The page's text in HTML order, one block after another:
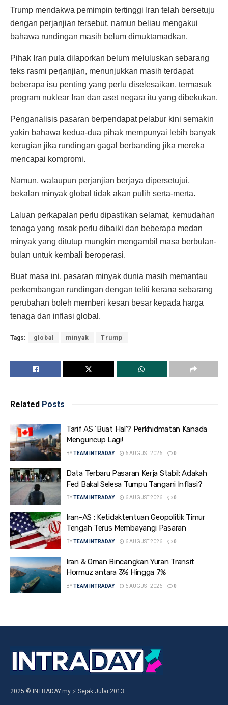
Trump mendakwa pemimpin tertinggi Iran telah bersetuju
dengan perjanjian tersebut, namun beliau mengakui
bahawa rundingan masih belum dimuktamadkan.
Pihak Iran pula dilaporkan belum meluluskan sebarang
teks rasmi perjanjian, menunjukkan masih terdapat
beberapa isu penting yang perlu diselesaikan, termasuk
program nuklear Iran dan aset negara itu yang dibekukan.
Penganalisis pasaran berpendapat pelabur kini semakin
yakin bahawa kedua-dua pihak mempunyai lebih banyak
kerugian jika rundingan gagal berbanding jika mereka
mencapai kompromi.
Namun, walaupun perjanjian berjaya dipersetujui,
bekalan minyak global tidak akan pulih serta-merta.
Laluan perkapalan perlu dipastikan selamat, kemudahan
tenaga yang rosak perlu dibaiki dan beberapa medan
minyak yang ditutup mungkin mengambil masa berbulan-
bulan untuk kembali beroperasi.
Buat masa ini, pasaran minyak dunia masih memantau
perkembangan rundingan dengan teliti kerana sebarang
perubahan boleh memberi kesan besar kepada harga
tenaga dan inflasi global.
Tags: global minyak Trump
Related Posts
Tarif AS ‘Buat Hal’? Perkhidmatan Kanada
Menguncup Lagi!
BYTEAM INTRADAY 6 AUGUST 2026 0
Data Terbaru Pasaran Kerja Stabil: Adakah
Fed Bakal Selesa Tumpu Tangani Inflasi?
BYTEAM INTRADAY 6 AUGUST 2026 0
Iran-AS : Ketidaktentuan Geopolitik Timur
Tengah Terus Membayangi Pasaran
BYTEAM INTRADAY 6 AUGUST 2026 0
Iran & Oman Bincangkan Yuran Transit
Hormuz antara 3% Hingga 7%
BYTEAM INTRADAY 6 AUGUST 2026 0
2025 © INTRADAY.my ⚡ Sejak Julai 2013.